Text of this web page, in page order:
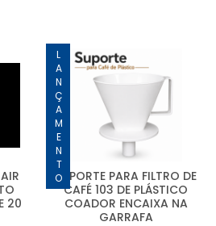
20
LANÇAMENTO
SUPORTE PARA FILTRO DE
CAFÉ 103 DE PLÁSTICO
COADOR ENCAIXA NA
GARRAFA